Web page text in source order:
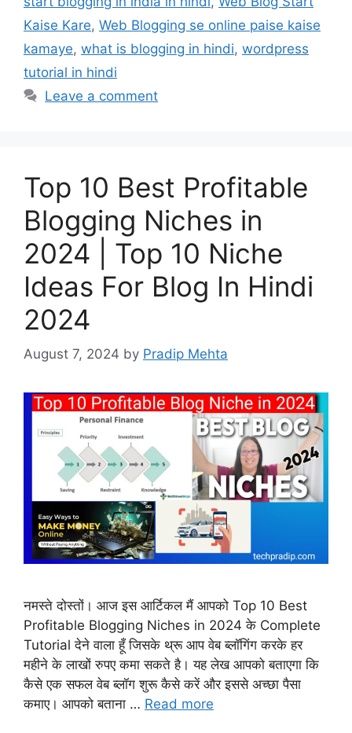
Kaise Kare, Web Blogging se online paise kaise
kamaye, what is blogging in hindi, wordpress
tutorial in hindi
Leave a comment
Top 10 Best Profitable
Blogging Niches in
2024 | Top 10 Niche
Ideas For Blog In Hindi
2024
August 7, 2024 by Pradip Mehta
नमस्ते दोस्तों। आज इस आर्टिकल मैं आपको Top 10 Best
Profitable Blogging Niches in 2024 के Complete
Tutorial देने वाला हूँ जिसके थ्रू आप वेब ब्लॉगिंग करके हर
महीने के लाखों रुपए कमा सकते है। यह लेख आपको बताएगा कि
कैसे एक सफल वेब ब्लॉग शुरू कैसे करें और इससे अच्छा पैसा
कमाए। आपको बताना … Read more